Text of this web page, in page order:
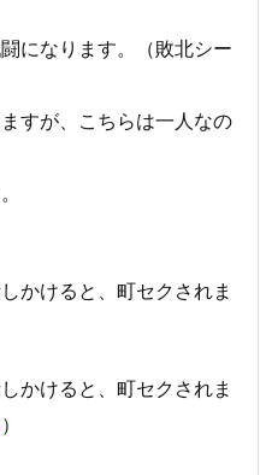
闘になります。（敗北シー
すが、こちらは一人なの
かけると、町セクされま
かけると、町セクされま
）